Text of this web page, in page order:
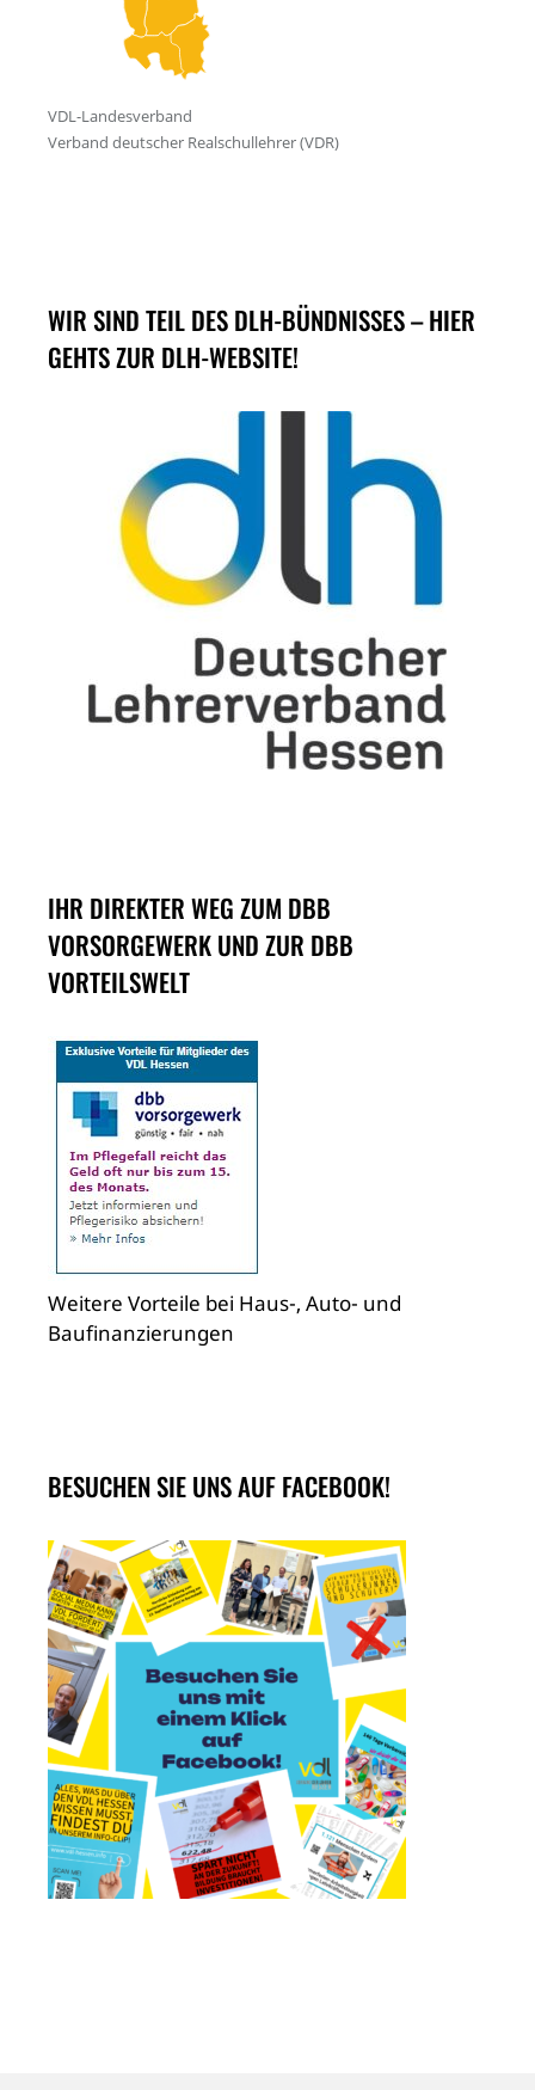
WIR SIND TEIL DES DLH-BÜNDNISSES – HIER
GEHTS ZUR DLH-WEBSITE!
IHR DIREKTER WEG ZUM DBB
VORSORGEWERK UND ZUR DBB
VORTEILSWELT
Weitere Vorteile bei Haus-, Auto- und
Baufinanzierungen
BESUCHEN SIE UNS AUF FACEBOOK!